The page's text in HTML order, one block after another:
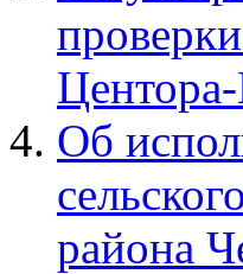
Об
района